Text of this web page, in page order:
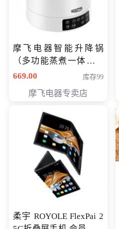
摩飞电器智能升降锅
（多功能蒸煮一体锅）
（智能升降养生锅） 会
669.00 库存99
摩飞电器专卖店
柔宇 ROYOLE FlexPai 2